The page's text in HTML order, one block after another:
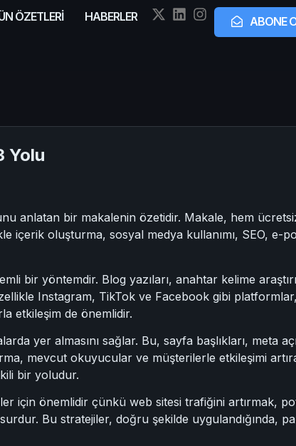
ÖZETLERİ HABERLER ABONE
Yolu
anlatan bir makalenin özetidir. Makale, hem
içerik oluşturma, sosyal medya kullanımı, SEO, e-
bir yöntemdir. Blog yazıları, anahtar kelime
Instagram, TikTok ve Facebook gibi
etkileşim de önemlidir.
yer almasını sağlar. Bu, sayfa başlıkları, meta
mevcut okuyucular ve müşterilerle etkileşimi
bir yoludur.
için önemlidir çünkü web sitesi trafiğini artırmak,
Bu stratejiler, doğru şekilde uygulandığında,